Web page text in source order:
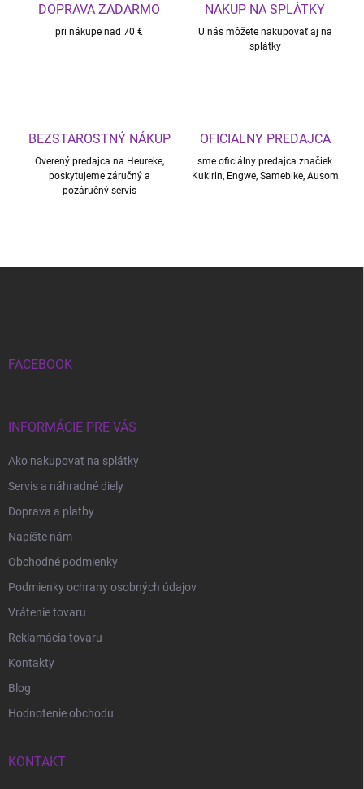
DOPRAVA ZADARMO
pri nákupe nad 70 €
NAKUP NA SPLÁTKY
U nás môžete nakupovať aj na
splátky
BEZSTAROSTNÝ NÁKUP
Overený predajca na Heureke,
poskytujeme záručný a
pozáručný servis
OFICIALNY PREDAJCA
sme oficiálny predajca značiek
Kukirin, Engwe, Samebike, Ausom
FACEBOOK
INFORMÁCIE PRE VÁS
Ako nakupovať na splátky
Servis a náhradné diely
Doprava a platby
Napíšte nám
Obchodné podmienky
Podmienky ochrany osobných údajov
Vrátenie tovaru
Reklamácia tovaru
Kontakty
Blog
Hodnotenie obchodu
KONTAKT